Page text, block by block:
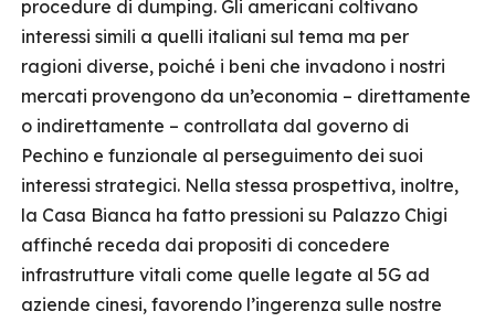
procedure di dumping. Gli americani coltivano
interessi simili a quelli italiani sul tema ma per
ragioni diverse, poiché i beni che invadono i nostri
mercati provengono da un’economia – direttamente
o indirettamente – controllata dal governo di
Pechino e funzionale al perseguimento dei suoi
interessi strategici. Nella stessa prospettiva, inoltre,
la Casa Bianca ha fatto pressioni su Palazzo Chigi
affinché receda dai propositi di concedere
infrastrutture vitali come quelle legate al 5G ad
aziende cinesi, favorendo l’ingerenza sulle nostre